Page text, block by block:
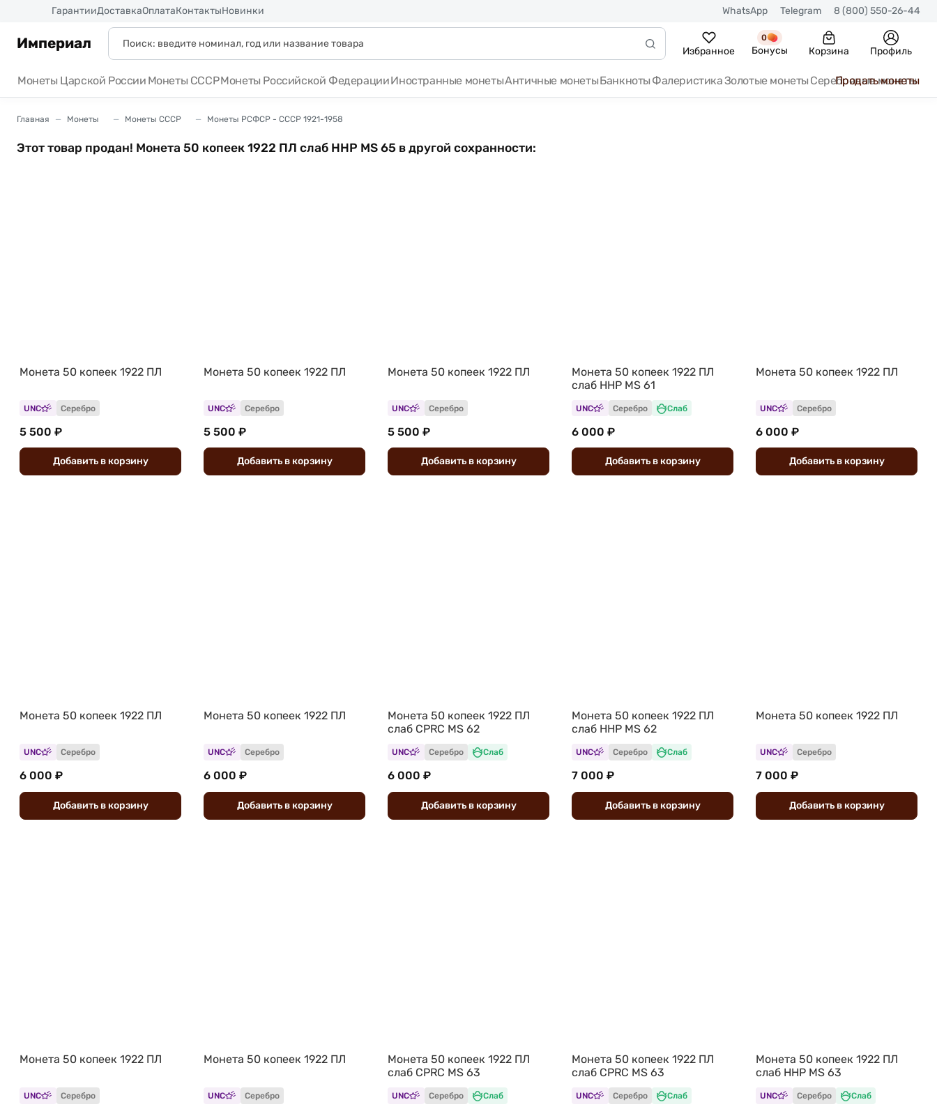
ГарантииДоставкаОплатаКонтактыНовинки WhatsApp Telegram 8 (800) 550-26-44
Империал Избранное
0
Бонусы Корзина Профиль
Монеты Царской России Монеты СССРМонеты Российской ФедерацииИностранные монетыАнтичные монетыБанкноты ФалеристикаЗолотые монеты Серебряные монеты
Продать монеты
Главная Монеты Монеты СССР Монеты РСФСР - СССР 1921-1958
Этот товар продан! Монета 50 копеек 1922 ПЛ слаб ННР MS 65 в другой сохранности:
Монета 50 копеек 1922 ПЛ
UNC Серебро
5 500 ₽
Добавить вкорзину
Монета 50 копеек 1922 ПЛ
UNC Серебро
5 500 ₽
Добавить вкорзину
Монета 50 копеек 1922 ПЛ
UNC Серебро
5 500 ₽
Добавить вкорзину
Монета 50 копеек 1922 ПЛ
слаб ННР MS 61
UNC Серебро Слаб
6 000 ₽
Добавить вкорзину
Монета 50 копеек 1922 ПЛ
UNC Серебро
6 000 ₽
Добавить вкорзину
Монета 50 копеек 1922 ПЛ
UNC Серебро
6 000 ₽
Добавить вкорзину
Монета 50 копеек 1922 ПЛ
UNC Серебро
6 000 ₽
Добавить вкорзину
Монета 50 копеек 1922 ПЛ
слаб CPRC MS 62
UNC Серебро Слаб
6 000 ₽
Добавить вкорзину
Монета 50 копеек 1922 ПЛ
слаб ННР MS 62
UNC Серебро Слаб
7 000 ₽
Добавить вкорзину
Монета 50 копеек 1922 ПЛ
UNC Серебро
7 000 ₽
Добавить вкорзину
Монета 50 копеек 1922 ПЛ
UNC Серебро
Монета 50 копеек 1922 ПЛ
UNC Серебро
Монета 50 копеек 1922 ПЛ
слаб CPRC MS 63
UNC Серебро Слаб
Монета 50 копеек 1922 ПЛ
слаб CPRC MS 63
UNC Серебро Слаб
Монета 50 копеек 1922 ПЛ
слаб ННР MS 63
UNC Серебро Слаб